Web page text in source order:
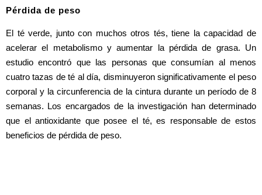
Pérdida de peso
El té verde, junto con muchos otros tés, tiene la capacidad de
acelerar el metabolismo y aumentar la pérdida de grasa. Un
estudio encontró que las personas que consumían al menos
cuatro tazas de té al día, disminuyeron significativamente el peso
corporal y la circunferencia de la cintura durante un período de 8
semanas. Los encargados de la investigación han determinado
que el antioxidante que posee el té, es responsable de estos
beneficios de pérdida de peso.